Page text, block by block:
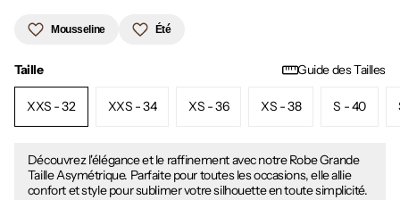
Mousseline Été
Taille Guide des Tailles
XXS - 32 XXS - 34 XS - 36 XS - 38 S - 40
Découvrez l'élégance et le raffinement avec notre Robe Grande
Taille Asymétrique. Parfaite pour toutes les occasions, elle allie
confort et style pour sublimer votre silhouette en toute simplicité.